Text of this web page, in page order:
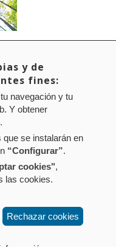
de cookies
2º Dcha - 31001
72
y de
fines:
navegación y tu
Y obtener
se instalarán en
“Configurar”.
cookies",
las cookies.
Rechazar cookies